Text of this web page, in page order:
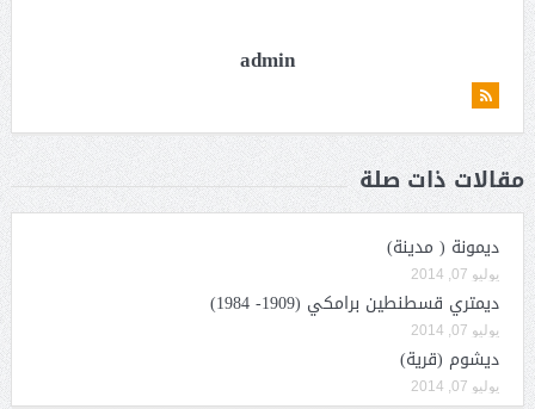
admin
مقالات ذات صلة
ديمونة ( مدينة)
يوليو 07, 2014
ديمتري قسطنطين برامكي (1909- 1984)
يوليو 07, 2014
ديشوم (قرية)
يوليو 07, 2014